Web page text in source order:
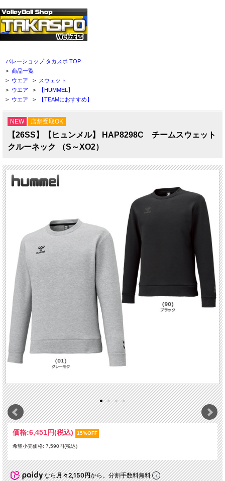
バレーショップ タカスポ TOP
> 商品一覧
> ウエア > スウェット
> ウエア > 【HUMMEL】
> ウエア > 【TEAMにおすすめ】
NEW 店舗受取OK
【26SS】【ヒュンメル】 HAP8298C チームスウェット
クルーネック （S～XO2）
価格:6,451円(税込) 15%OFF
希望小売価格: 7,590円(税込)
なら月々2,150円から。分割手数料無料